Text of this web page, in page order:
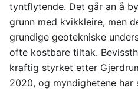
tyntflytende. Det går an å
grunn med kvikkleire, men
grundige geotekniske
ofte kostbare tiltak.
kraftig styrket etter
2020, og myndighetene har